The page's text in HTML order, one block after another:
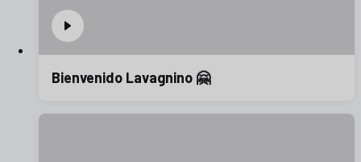
Bienvenido Lavagnino 🤗